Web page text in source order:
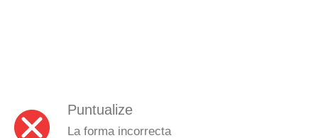
Puntualize
La forma incorrecta